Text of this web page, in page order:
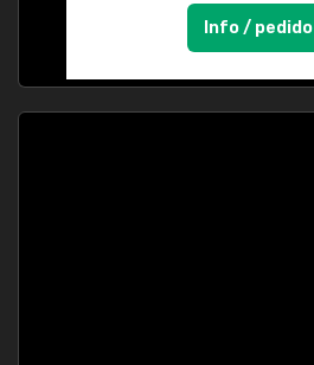
Info / pedido